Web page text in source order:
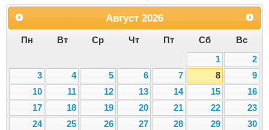
Август 2026
Пн Вт Ср Чт Пт Сб
Вс
1
2
3
4 5 6 7 8
9
10
11 12 13 14 15
16
17
18 19 20 21 22
23
24
25 26 27 28 29
30